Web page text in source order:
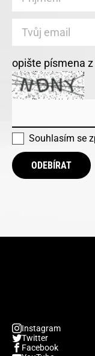
opište písmena
Souhlasím se
ODEBÍRAT
Instagram
Twitter
Facebook